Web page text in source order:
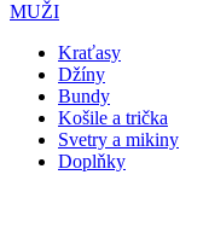
MUŽI
Kraťasy
Džíny
Bundy
Košile a trička
Svetry a mikiny
Doplňky